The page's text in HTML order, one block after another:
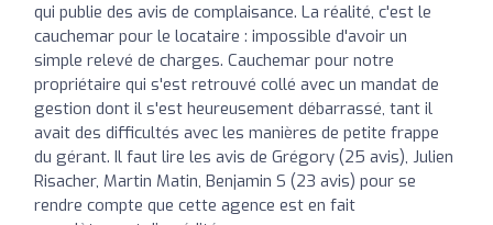
qui publie des avis de complaisance. La réalité, c'est le
cauchemar pour le locataire : impossible d'avoir un
simple relevé de charges. Cauchemar pour notre
propriétaire qui s'est retrouvé collé avec un mandat de
gestion dont il s'est heureusement débarrassé, tant il
avait des difficultés avec les manières de petite frappe
du gérant. Il faut lire les avis de Grégory (25 avis), Julien
Risacher, Martin Matin, Benjamin S (23 avis) pour se
rendre compte que cette agence est en fait